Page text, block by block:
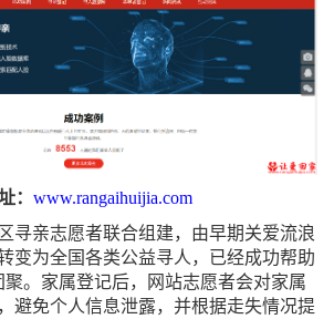
： www.rangaihuijia.com
寻亲志愿者联合组建，由早期关爱流浪
变为全国各类公益寻人，已经成功帮助
。家属登记后，网站志愿者会对家属
避免个人信息泄露，并根据走失情况提